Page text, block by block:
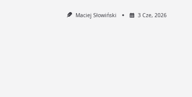
Maciej Słowiński 3 Cze, 2026